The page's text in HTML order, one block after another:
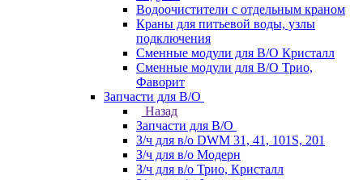
Водоочистители с отдельным краном
Краны для питьевой воды, узлы
подключения
Сменные модули для В/О Кристалл
Сменные модули для В/О Трио,
Фаворит
Запчасти для В/О
Назад
Запчасти для В/О
З/ч для в/о DWM 31, 41, 101S, 201
З/ч для в/о Модерн
З/ч для в/о Трио, Кристалл